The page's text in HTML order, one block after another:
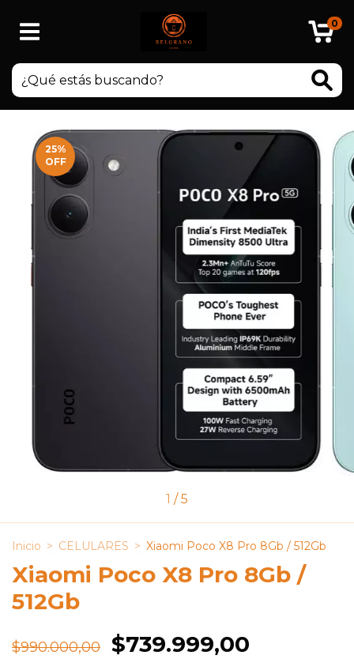
0
25%
OFF
1 / 5
Inicio > CELULARES > Xiaomi Poco X8 Pro 8Gb / 512Gb
Xiaomi Poco X8 Pro 8Gb /
512Gb
$990.000,00 $739.999,00